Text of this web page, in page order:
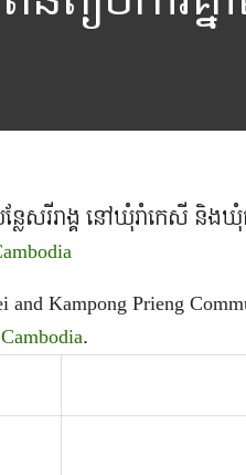
លែសរីរាង្គ នៅឃុំរាំកេសី និង
Kampong Prieng
.